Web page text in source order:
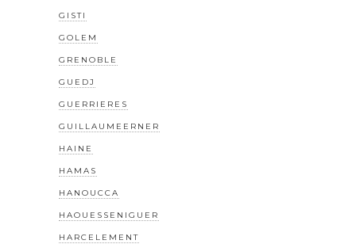
GISTI
GOLEM
GRENOBLE
GUEDJ
GUERRIERES
GUILLAUMEERNER
HAINE
HAMAS
HANOUCCA
HAOUESSENIGUER
HARCELEMENT